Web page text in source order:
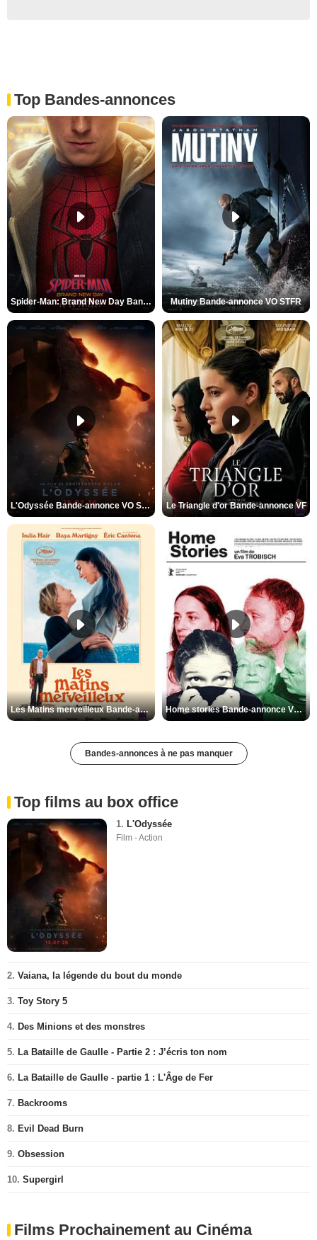
Top Bandes-annonces
Spider-Man: Brand New Day Bande-annonce VO STFR Mutiny Bande-annonce VO STFR
L'Odyssée Bande-annonce VO STFR Le Triangle d'or Bande-annonce VF
Les Matins merveilleux Bande-annonce VF Home stories Bande-annonce VO STFR
Bandes-annonces à ne pas manquer
Top films au box office
1. L'Odyssée
Film - Action
2. Vaiana, la légende du bout du monde
3. Toy Story 5
4. Des Minions et des monstres
5. La Bataille de Gaulle - Partie 2 : J’écris ton nom
6. La Bataille de Gaulle - partie 1 : L'Âge de Fer
7. Backrooms
8. Evil Dead Burn
9. Obsession
10. Supergirl
Films Prochainement au Cinéma